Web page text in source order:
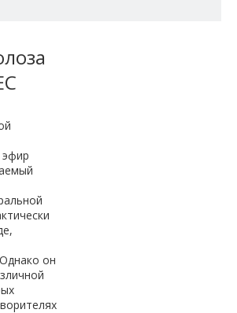
он